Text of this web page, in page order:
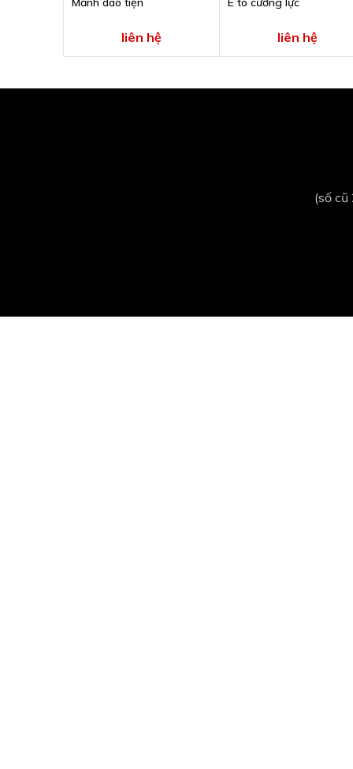
liên hệ liên hệ
(số cũ